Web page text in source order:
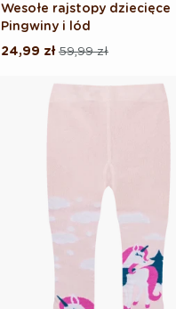
Wesołe rajstopy dziecięce
Pingwiny i lód
Cena
59,99 zł
Cena
24,99 zł